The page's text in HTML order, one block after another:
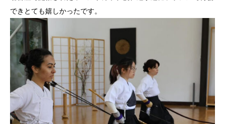
できとても嬉しかったです。